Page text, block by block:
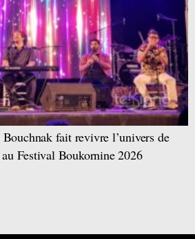
fait revivre l’univers de
Festival Boukornine 2026